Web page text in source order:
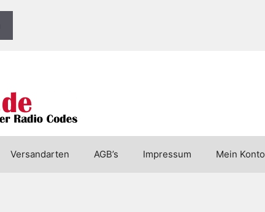
Versandarten AGB’s Impressum Mein Konto